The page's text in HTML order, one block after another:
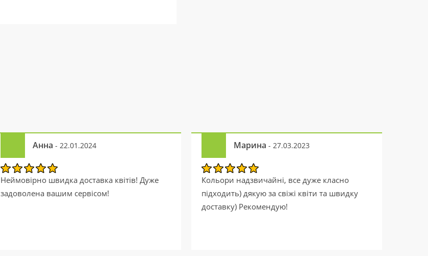
Анна - 22.01.2024
Неймовірно швидка доставка квітів! Дуже
задоволена вашим сервісом!
Марина - 27.03.2023
Кольори надзвичайні, все дуже класно
підходить) дякую за свіжі квіти та швидку
доставку) Рекомендую!